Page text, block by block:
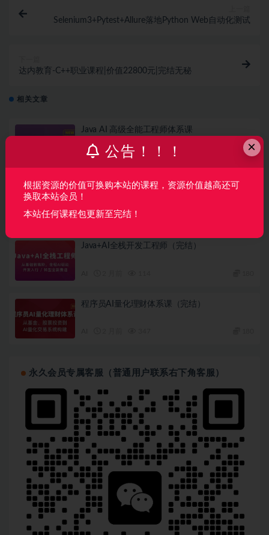
Selenium3+Pytest+Allure落地Python Web自动化测试
达内教育-C++职业课程|价值22800元|完结无秘
相关文章
Java AI 高级全能工程师体系课
AI 2 周前 40 360
从 Vibe Coding 到 Harness × SDD 全栈开发实
战（完结）
AI 1 月前 56
Java+AI全栈开发工程师（完结）
程序员AI量化理财体系课（完结）
永久会员专属客服（普通用户联系右下角客服）
×
公告！！！
根据资源的价值可换购本站的课程，资源价值越高还可
换取本站会员！
本站任何课程包更新至完结！